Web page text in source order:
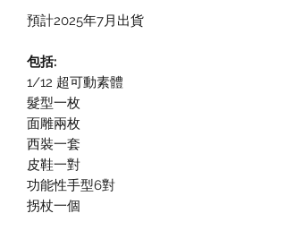
預計2025年7月出貨
包括:
1/12 超可動素體
髮型一枚
面雕兩枚
西裝一套
皮鞋一對
功能性手型6對
拐杖一個